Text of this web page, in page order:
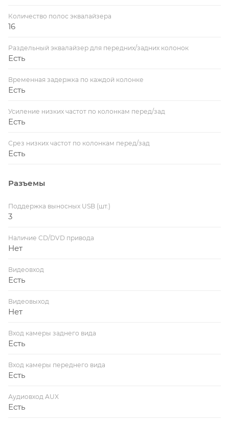
Количество полос эквалайзера
16
Раздельный эквалайзер для передних/задних колонок
Есть
Временная задержка по каждой колонке
Есть
Усиление низких частот по колонкам перед/зад
Есть
Срез низких частот по колонкам перед/зад
Есть
Разъемы
Поддержка выносных USB (шт.)
3
Наличие CD/DVD привода
Нет
Видеовход
Есть
Видеовыход
Нет
Вход камеры заднего вида
Есть
Вход камеры переднего вида
Есть
Аудиовход AUX
Есть